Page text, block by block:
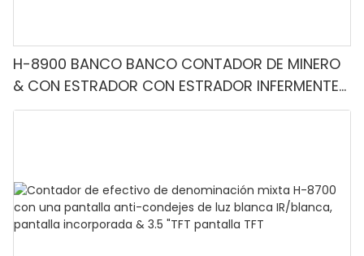
H-8900 BANCO BANCO CONTADOR DE MINERO
& CON ESTRADOR CON ESTRADOR INFERMENTE-
Denominación mixta, luz blanca/IR/UV/mg